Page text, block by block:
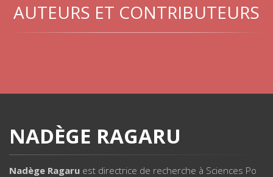
AUTEURS ET CONTRIBUTEURS
NADÈGE RAGARU
Nadège Ragaru est directrice de recherche à Sciences Po